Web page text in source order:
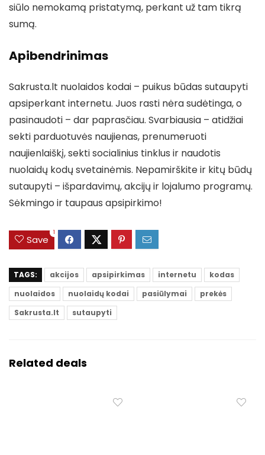
siūlo nemokamą pristatymą, perkant už tam tikrą
sumą.
Apibendrinimas
Sakrusta.lt nuolaidos kodai – puikus būdas sutaupyti
apsiperkant internetu. Juos rasti nėra sudėtinga, o
pasinaudoti – dar paprasčiau. Svarbiausia – atidžiai
sekti parduotuvės naujienas, prenumeruoti
naujienlaiškį, sekti socialinius tinklus ir naudotis
nuolaidų kodų svetainėmis. Nepamirškite ir kitų būdų
sutaupyti – išpardavimų, akcijų ir lojalumo programų.
Sėkmingo ir taupaus apsipirkimo!
Save
1
TAGS: akcijos apsipirkimas internetu
kodas
nuolaidos
nuolaidų kodai pasiūlymai
prekės
Sakrusta.lt
sutaupyti
Related deals